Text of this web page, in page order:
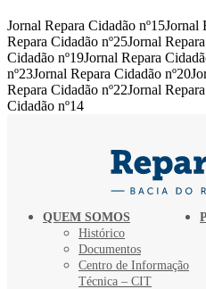
Jornal Repara Cidadão nº15Jornal
Repara Cidadão nº25Jornal
Cidadão nº19Jornal Repara
nº23Jornal Repara Cidadão
Repara Cidadão nº22Jornal
Cidadão nº14
QUEM SOMOS
Histórico
Documentos
Centro de Informação
Técnica – CIT